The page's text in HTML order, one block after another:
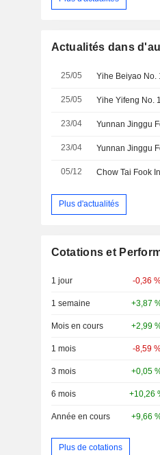
Actualités dans
25/05
25/05
23/04
23/04 Yunnan Jinggu
05/12
Plus d'actualités
Cotations et
1 jour -0,36
1 semaine +3,87
Mois en cours +2,99
1 mois -8,59
3 mois +0,05
6 mois +10,26
Année en cours +9,66
Plus de cotations